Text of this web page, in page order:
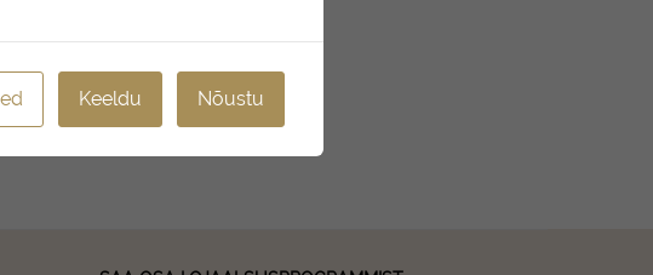
Keeldu Nõustu